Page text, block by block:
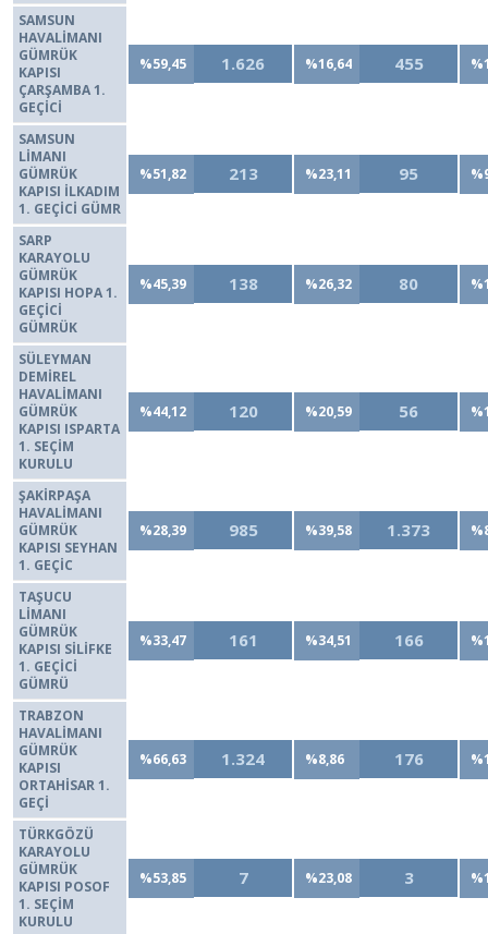
SAMSUN
HAVALİMANI
GÜMRÜK
KAPISI
ÇARŞAMBA 1.
GEÇİCİ
%59,45 1.626 %16,64 455
SAMSUN
LİMANI
GÜMRÜK
KAPISI İLKADIM
1. GEÇİCİ GÜMR
%51,82 213 %23,11 95
SARP
KARAYOLU
GÜMRÜK
KAPISI HOPA 1.
GEÇİCİ
GÜMRÜK
%45,39 138 %26,32 80
SÜLEYMAN
DEMİREL
HAVALİMANI
GÜMRÜK
KAPISI ISPARTA
1. SEÇİM
KURULU
%44,12 120 %20,59 56
ŞAKİRPAŞA
HAVALİMANI
GÜMRÜK
KAPISI SEYHAN
1. GEÇİC
%28,39 985 %39,58 1.373
TAŞUCU
LİMANI
GÜMRÜK
KAPISI SİLİFKE
1. GEÇİCİ
GÜMRÜ
%33,47 161 %34,51 166
TRABZON
HAVALİMANI
GÜMRÜK
KAPISI
ORTAHİSAR 1.
GEÇİ
%66,63 1.324 %8,86 176
TÜRKGÖZÜ
KARAYOLU
GÜMRÜK
KAPISI POSOF
1. SEÇİM
KURULU
%53,85 7 %23,08 3